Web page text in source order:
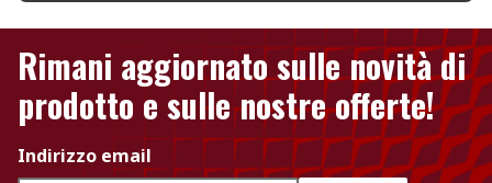
Rimani aggiornato sulle novità di
prodotto e sulle nostre offerte!
Indirizzo email